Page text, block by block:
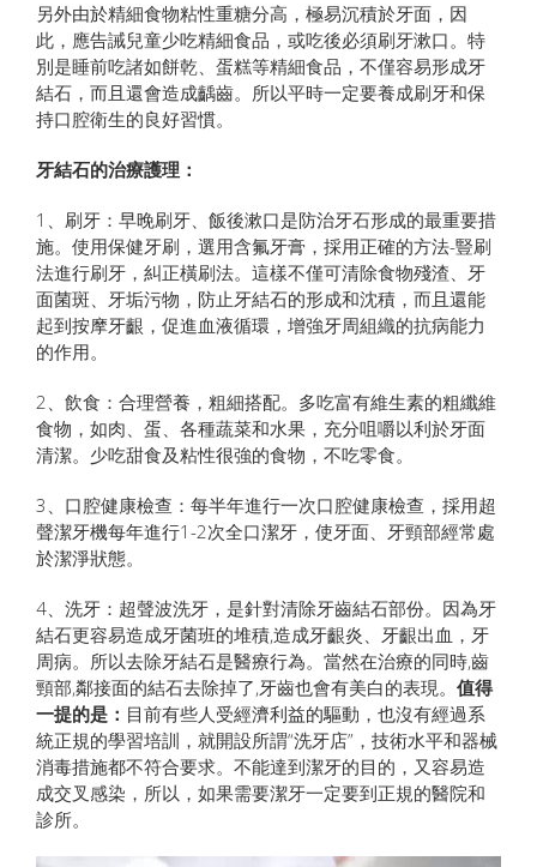
另外由於精細食物粘性重糖分高，極易沉積於牙面，因
此，應告誡兒童少吃精細食品，或吃後必須刷牙漱口。特
別是睡前吃諸如餅乾、蛋糕等精細食品，不僅容易形成牙
結石，而且還會造成齲齒。所以平時一定要養成刷牙和保
持口腔衛生的良好習慣。
牙結石的治療護理：
1、刷牙：早晚刷牙、飯後漱口是防治牙石形成的最重要措
施。使用保健牙刷，選用含氟牙膏，採用正確的方法-豎刷
法進行刷牙，糾正橫刷法。這樣不僅可清除食物殘渣、牙
面菌斑、牙垢污物，防止牙結石的形成和沈積，而且還能
起到按摩牙齦，促進血液循環，增強牙周組織的抗病能力
的作用。
2、飲食：合理營養，粗細搭配。多吃富有維生素的粗纖維
食物，如肉、蛋、各種蔬菜和水果，充分咀嚼以利於牙面
清潔。少吃甜食及粘性很強的食物，不吃零食。
3、口腔健康檢查：每半年進行一次口腔健康檢查，採用超
聲潔牙機每年進行1-2次全口潔牙，使牙面、牙頸部經常處
於潔淨狀態。
4、洗牙：超聲波洗牙，是針對清除牙齒結石部份。因為牙
結石更容易造成牙菌班的堆積,造成牙齦炎、牙齦出血，牙
周病。所以去除牙結石是醫療行為。當然在治療的同時,齒
頸部,鄰接面的結石去除掉了,牙齒也會有美白的表現。 值得
一提的是： 目前有些人受經濟利益的驅動，也沒有經過系
統正規的學習培訓，就開設所謂“洗牙店”，技術水平和器械
消毒措施都不符合要求。不能達到潔牙的目的，又容易造
成交叉感染，所以，如果需要潔牙一定要到正規的醫院和
診所。